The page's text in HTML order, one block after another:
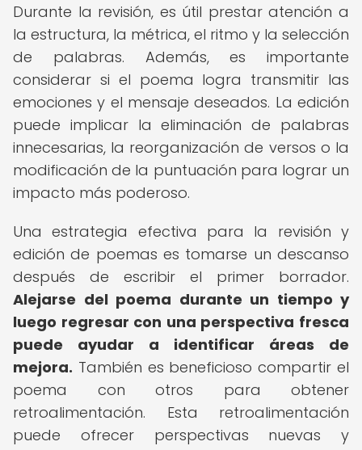
Durante la revisión, es útil prestar atención a
la estructura, la métrica, el ritmo y la selección
de palabras. Además, es importante
considerar si el poema logra transmitir las
emociones y el mensaje deseados. La edición
puede implicar la eliminación de palabras
innecesarias, la reorganización de versos o la
modificación de la puntuación para lograr un
impacto más poderoso.
Una estrategia efectiva para la revisión y
edición de poemas es tomarse un descanso
después de escribir el primer borrador.
Alejarse del poema durante un tiempo y
luego regresar con una perspectiva fresca
puede ayudar a identificar áreas de
mejora. También es beneficioso compartir el
poema con otros para obtener
retroalimentación. Esta retroalimentación
puede ofrecer perspectivas nuevas y